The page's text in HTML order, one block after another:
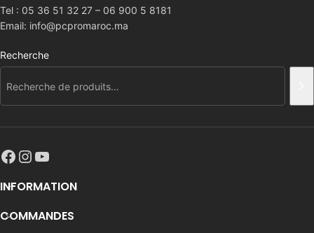
Tel : 05 36 51 32 27 – 06 900 5 8181
Email: info@pcpromaroc.ma
Recherche
INFORMATION
COMMANDES